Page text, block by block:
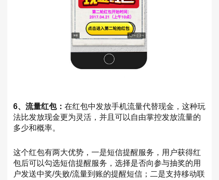
6、流量红包： 在红包中发放手机流量代替现金，这种玩
法比发放现金更为灵活，并且可以自由掌控发放流量的
多少和概率。
这个红包有两大优势，一是短信提醒服务，用户获得红
包后可以勾选短信提醒服务，选择是否向参与抽奖的用
户发送中奖/失败/流量到账的提醒短信；二是支持移动联